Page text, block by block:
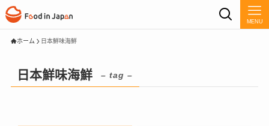
MENU
ホーム 日本鮮味海鮮
日本鮮味海鮮 – tag –